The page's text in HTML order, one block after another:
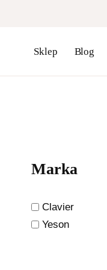
Sklep Blog
Marka
Clavier
Yeson